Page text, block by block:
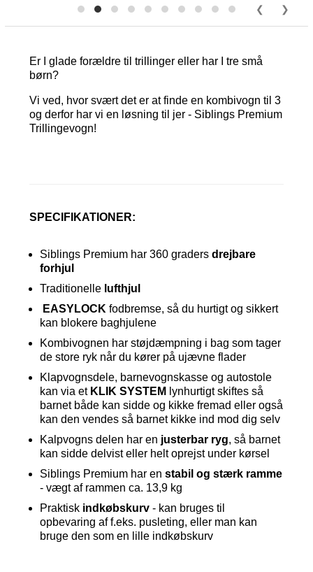
Er I glade forældre til trillinger eller har I tre små
børn?
Vi ved, hvor svært det er at finde en kombivogn til 3
og derfor har vi en løsning til jer - Siblings Premium
Trillingevogn!
SPECIFIKATIONER:
Siblings Premium har 360 gradersdrejbare
forhjul
Traditionelle lufthjul
EASYLOCK fodbremse, så du hurtigt og sikkert
kan blokere baghjulene
Kombivognen har støjdæmpning i bag som tager
de store ryk når du kører på ujævne flader
Klapvognsdele, barnevognskasse og autostole
kan via etKLIK SYSTEM lynhurtigt skiftes så
barnet både kan sidde og kikke fremad eller også
kan den vendes så barnet kikke ind mod dig selv
Kalpvogns delen har en justerbar ryg, så barnet
kan sidde delvist eller helt oprejst under kørsel
Siblings Premium har enstabil og stærk ramme
- vægt af rammen ca. 13,9 kg
Praktisk indkøbskurv - kan bruges til
opbevaring af f.eks. pusleting, eller man kan
bruge den som en lille indkøbskurv